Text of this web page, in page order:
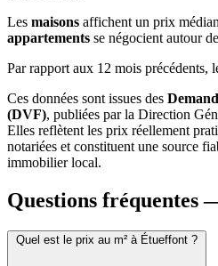
Les maisons affichent un prix
appartements se négocient autour
Par rapport aux 12 mois précédents,
Ces données sont issues des
(DVF), publiées par la Direction
Elles reflètent les prix réellement
notariées et constituent une source
immobilier local.
Questions fréquentes
Quel est le prix au m² à Étueffont ?